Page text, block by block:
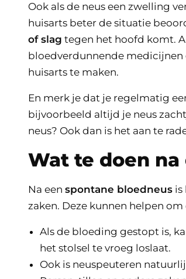
Ook als de neus een zwelling
huisarts beter de situatie
of slag tegen het hoofd komt.
bloedverdunnende medicijnen
huisarts te maken.
En merk je dat je regelmatig
bijvoorbeeld altijd je neus
neus? Ook dan is het aan te
Wat te doen
Na een spontane bloedneus is
zaken. Deze kunnen helpen
Als de bloeding gestopt is,
het stolsel te vroeg loslaat.
Ook is neuspeuteren